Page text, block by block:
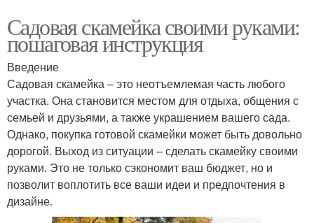
Садовая скамейка своими руками:
пошаговая инструкция
Введение
Садовая скамейка – это неотъемлемая часть любого
участка. Она становится местом для отдыха, общения с
семьей и друзьями, а также украшением вашего сада.
Однако, покупка готовой скамейки может быть довольно
дорогой. Выход из ситуации – сделать скамейку своими
руками. Это не только сэкономит ваш бюджет, но и
позволит воплотить все ваши идеи и предпочтения в
дизайне.